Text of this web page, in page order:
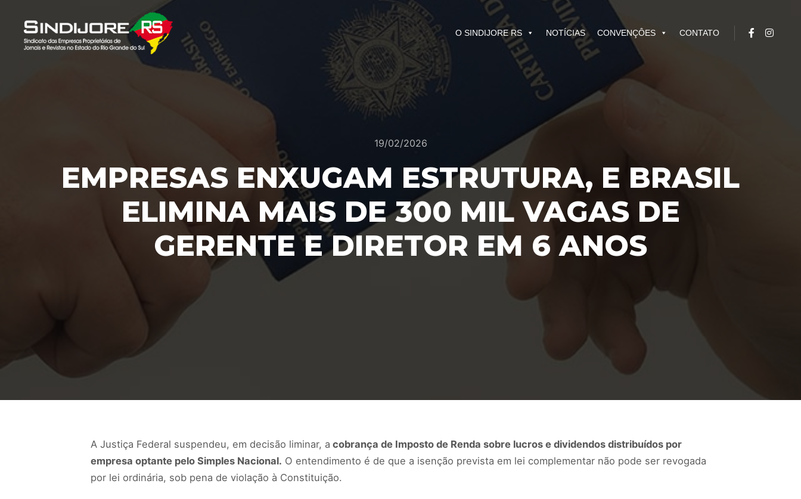
O SINDIJORE RS NOTÍCIAS CONVENÇÔES CONTATO
19/02/2026
EMPRESAS ENXUGAM ESTRUTURA, E BRASIL
ELIMINA MAIS DE 300 MIL VAGAS DE
GERENTE E DIRETOR EM 6 ANOS
A Justiça Federal suspendeu, em decisão liminar, a cobrança de Imposto de Renda sobre lucros e dividendos distribuídos por
empresa optante pelo Simples Nacional. O entendimento é de que a isenção prevista em lei complementar não pode ser revogada
por lei ordinária, sob pena de violação à Constituição.